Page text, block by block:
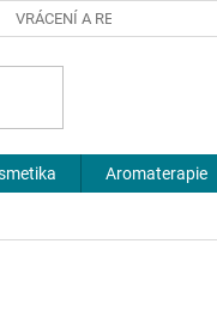
VRÁCENÍ A REKLAMACE
Aromaterapie